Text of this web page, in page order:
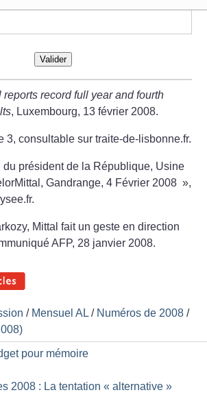
Valider
reports record full year and fourth
, Luxembourg, 13 février 2008.
3, consultable sur traite-de-lisbonne.fr.
du président de la République, Usine
Gandrange, 4 Février 2008 »,
Mittal fait un geste en direction
AFP, 28 janvier 2008.
/ Mensuel AL / Numéros de 2008 /
pour mémoire
2008 : La tentation « alternative »